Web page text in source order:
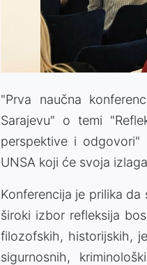
"Prva naučna
Sarajevu" o temi
perspektive i odgovori"
UNSA koji će svoja
Konferencija je prilika
široki izbor refleksija
filozofskih, historijskih,
sigurnosnih,